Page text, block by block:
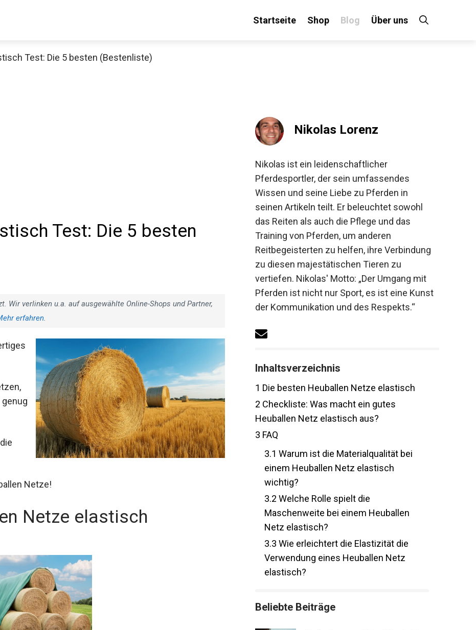
Startseite Shop Blog Über uns
Test: Die 5 besten (Bestenliste)
Test: Die 5 besten
Wir verlinken u.a. auf ausgewählte Online-Shops und Partner,
erfahren.
Netze!
Netze elastisch
Nikolas Lorenz
Nikolas ist ein leidenschaftlicher
Pferdesportler, der sein umfassendes
Wissen und seine Liebe zu Pferden in
seinen Artikeln teilt. Er beleuchtet sowohl
das Reiten als auch die Pflege und das
Training von Pferden, um anderen
Reitbegeisterten zu helfen, ihre Verbindung
zu diesen majestätischen Tieren zu
vertiefen. Nikolas' Motto: „Der Umgang mit
Pferden ist nicht nur Sport, es ist eine
Kunst der Kommunikation und des
Inhaltsverzeichnis
Die besten Heuballen Netze elastisch
Checkliste: Was macht ein gutes
Heuballen Netz elastisch aus?
FAQ
3.1Warum ist die Materialqualität bei
einem Heuballen Netz elastisch
wichtig?
3.2Welche Rolle spielt die
Maschenweite bei einem Heuballen
Netz elastisch?
3.3Wie erleichtert die Elastizität die
Verwendung eines Heuballen Netz
Schaue dir jetzt die meistverkauften Produkte im Sale bei Decathlon an!